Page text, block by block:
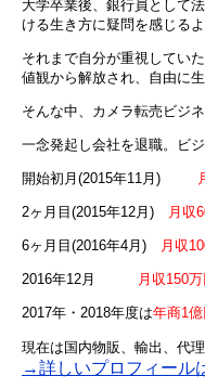
大学卒業後、銀行員として
ける生き方に疑問を感じるよ
それまで自分が重視してい
値観から解放され、自由に
そんな中、カメラ転売ビジネ
一念発起し会社を退職。ビ
開始初月(2015年11月)
2ヶ月目(2015年12月) 月収
6ヶ月目(2016年4月) 月収
2016年12月 月収150万
2017年・2018年度は年商1億
現在は国内物販、輸出、代
→詳しいプロフィール